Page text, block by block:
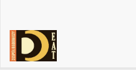
Main
Content
Sidebar